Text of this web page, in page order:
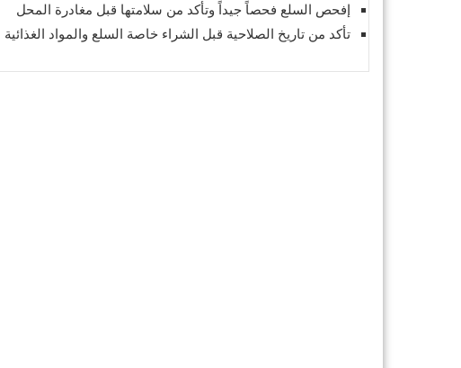
إفحص السلع فحصاً جيداً وتأكد من سلامتها قبل مغادرة المحل
تأكد من تاريخ الصلاحية قبل الشراء خاصة السلع والمواد الغذائية